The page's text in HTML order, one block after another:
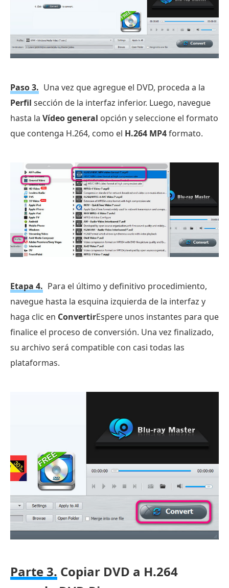
Paso 3. Una vez que agregue el DVD, proceda a la
Perfil sección de la interfaz inferior. Luego, navegue
hasta la Vídeo general opción y seleccione el formato
que contenga H.264, como el H.264 MP4formato.
Etapa 4. Para el último y definitivo procedimiento,
navegue hasta la esquina izquierda de la interfaz y
haga clic en ConvertirEspere unos instantes para que
finalice el proceso de conversión. Una vez finalizado,
su archivo será compatible con casi todas las
plataformas.
Parte 3. Copiar DVD a H.264